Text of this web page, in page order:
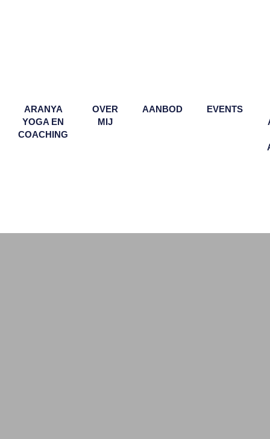
ARANYA
YOGA EN
COACHING
OVER
MIJ
AANBOD
EVENTS